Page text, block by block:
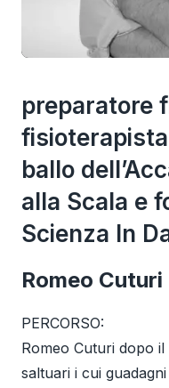
preparatore
ballo
alla Scala e
Scienza In
Romeo Cuturi
PERCORSO:
Romeo Cuturi dopo
saltuari i cui